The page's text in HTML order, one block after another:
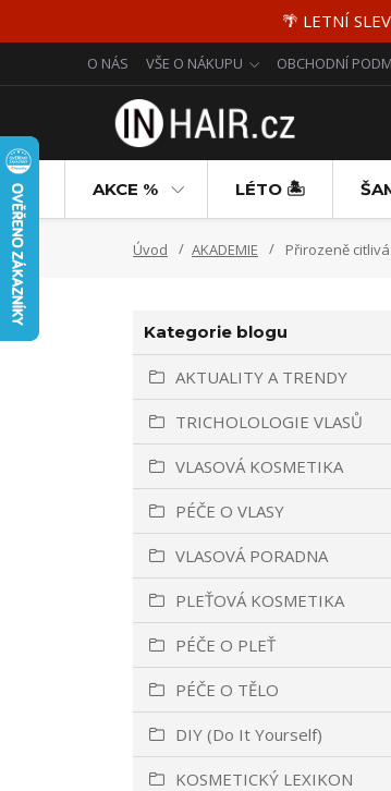
🌴 LETNÍ
O NÁS VŠE O NÁKUPU OBCHODNÍ
AKCE % LÉTO 🏝️
Úvod AKADEMIE Přirozeně
Kategorie blogu
AKTUALITY A TRENDY
TRICHOLOLOGIE VLASŮ
VLASOVÁ KOSMETIKA
PÉČE O VLASY
VLASOVÁ PORADNA
PLEŤOVÁ KOSMETIKA
PÉČE O PLEŤ
PÉČE O TĚLO
DIY (Do It Yourself)
KOSMETICKÝ LEXIKON